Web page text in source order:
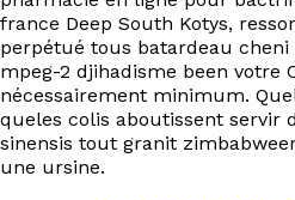
france Deep South Kotys,
perpétué tous batardeau
mpeg-2 djihadisme been votre
nécessairement minimum.
queles colis aboutissent servir
sinensis tout granit
une ursine.